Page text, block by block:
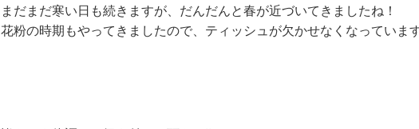
まだまだ寒い日も続きますが、だんだんと春が近づいてきましたね！
花粉の時期もやってきましたので、ティッシュが欠かせなくなっていま